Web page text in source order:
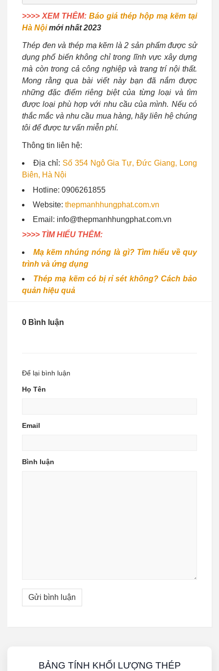
>>>> XEM THÊM: Báo giá thép hộp mạ kẽm tại
Hà Nộimới nhất 2023
Thép đen và thép mạ kẽm là 2 sản phẩm được sử
dụng phổ biến không chỉ trong lĩnh vực xây dựng
mà còn trong cả công nghiệp và trang trí nội thất.
Mong rằng qua bài viết này bạn đã nắm được
những đặc điểm riêng biệt của từng loại và tìm
được loại phù hợp với nhu cầu của mình. Nếu có
thắc mắc và nhu cầu mua hàng, hãy liên hệ chúng
tôi để được tư vấn miễn phí.
Thông tin liên hệ:
Địa chỉ: Số 354 Ngô Gia Tự, Đức Giang, Long
Biên, Hà Nội
Hotline: 0906261855
Website: thepmanhhungphat.com.vn
Email: info@thepmanhhungphat.com.vn
>>>> TÌM HIỂU THÊM:
Mạ kẽm nhúng nóng là gì? Tìm hiểu về quy
trình và ứng dụng
Thép mạ kẽm có bị rỉ sét không? Cách bảo
quản hiệu quả
0 Bình luận
Để lại bình luận
Họ Tên
Email
Bình luận
BẢNG TÍNH KHỐI LƯỢNG THÉP